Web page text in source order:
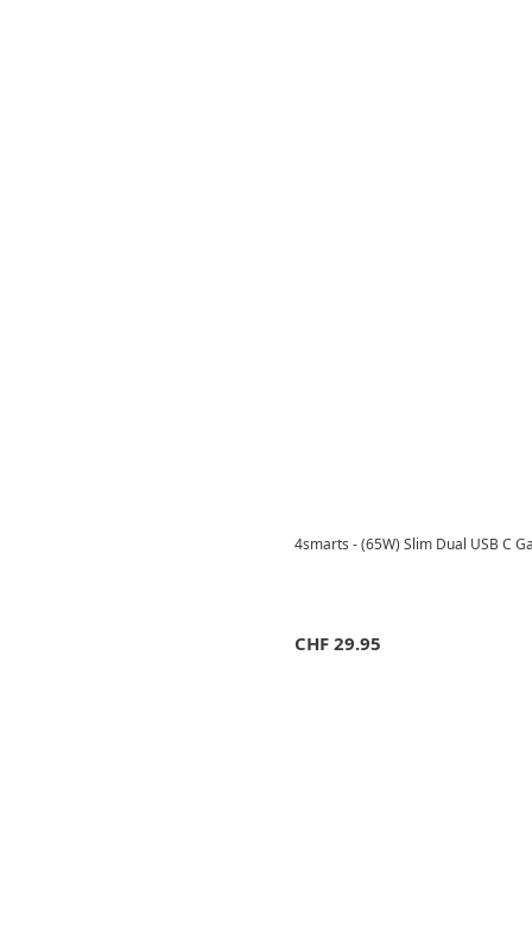
4smarts - (65W) Slim Dual USB C
CHF 29.95